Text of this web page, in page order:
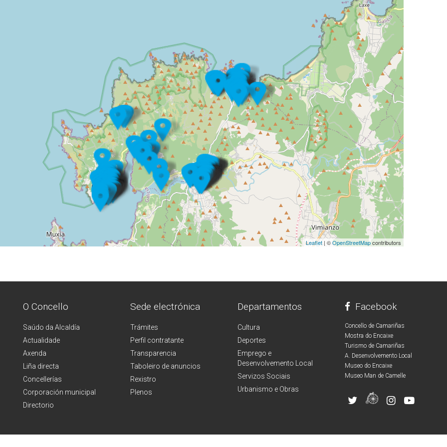
Leaflet | ©OpenStreetMapcontributors
O Concello
Saúdo da Alcaldía
Actualidade
Axenda
Liña directa
Concellerías
Corporación municipal
Directorio
Sede electrónica
Trámites
Perfil contratante
Transparencia
Taboleiro de anuncios
Rexistro
Plenos
Departamentos
Cultura
Deportes
Emprego e
Desenvolvemento Local
Servizos Sociais
Urbanismo e Obras
Facebook
Concello de Camariñas
Mostra do Encaixe
Turismo de Camariñas
A. Desenvolvemento Local
Museo do Encaixe
Museo Man de Camelle